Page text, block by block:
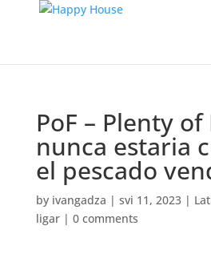
PoF – Plenty of
nunca estaria
el pescado
by ivangadza | svi 11, 2023|
ligar| 0 comments